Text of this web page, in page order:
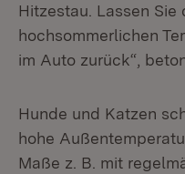
Hitzestau. Lassen
hochsommerlichen
im Auto zurück“,
Hunde und Katzen
hohe
Maße z. B. mit